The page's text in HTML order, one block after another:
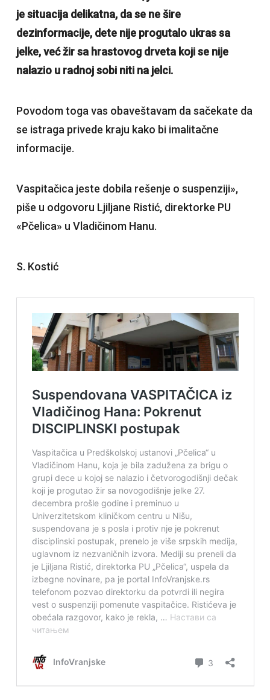
je situacija delikatna, da se ne šire
dezinformacije, dete nije progutalo ukras sa
jelke, već žir sa hrastovog drveta koji se nije
nalazio u radnoj sobi niti na jelci.
Povodom toga vas obaveštavam da sačekate da
se istraga privede kraju kako bi imalitačne
informacije.
Vaspitačica jeste dobila rešenje o suspenziji»,
piše u odgovoru Ljiljane Ristić, direktorke PU
«Pčelica» u Vladičinom Hanu.
S. Kostić